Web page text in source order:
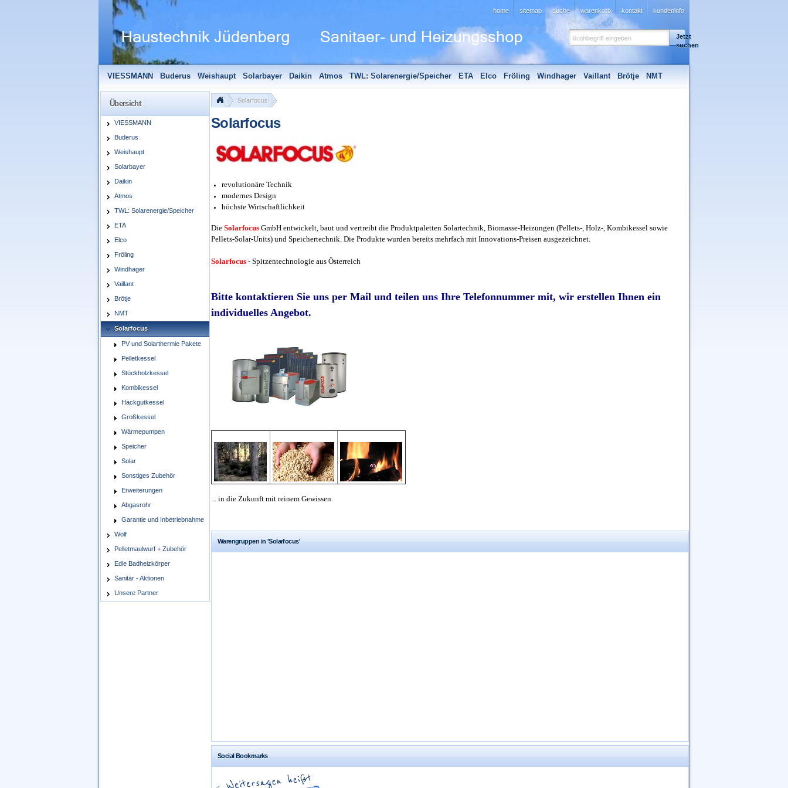
home sitemap suche warenkorb kontakt kundeninfo
VIESSMANN Buderus Weishaupt Solarbayer Daikin Atmos TWL: Solarenergie/Speicher ETA Elco Fröling Windhager Vaillant Brötje
NMT
Solarfocus
Wolf Pelletmaulwurf + Zubehör
Jetzt
suchen
Übersicht
VIESSMANN
Buderus
Weishaupt
Solarbayer
Daikin
Atmos
TWL: Solarenergie/Speicher
ETA
Elco
Fröling
Windhager
Vaillant
Brötje
NMT
Solarfocus
PV und Solarthermie Pakete
Pelletkessel
Stückholzkessel
Kombikessel
Hackgutkessel
Großkessel
Wärmepumpen
Speicher
Solar
Sonstiges Zubehör
Erweiterungen
Abgasrohr
Garantie und Inbetriebnahme
Wolf
Pelletmaulwurf + Zubehör
Edle Badheizkörper
Sanitär - Aktionen
Unsere Partner
Solarfocus
Solarfocus
revolutionäre Technik
modernes Design
höchste Wirtschaftlichkeit
Die Solarfocus GmbH entwickelt, baut und vertreibt die Produktpaletten Solartechnik, Biomasse-Heizungen (Pellets-, Holz-, Kombikessel sowie
Pellets-Solar-Units) und Speichertechnik. Die Produkte wurden bereits mehrfach mit Innovations-Preisen ausgezeichnet.
Solarfocus - Spitzentechnologie aus Österreich
Bitte kontaktieren Sie uns per Mail und teilen uns Ihre Telefonnummer mit, wir erstellen Ihnen ein
individuelles Angebot.
... in die Zukunft mit reinem Gewissen.
Warengruppen in 'Solarfocus'
Social Bookmarks